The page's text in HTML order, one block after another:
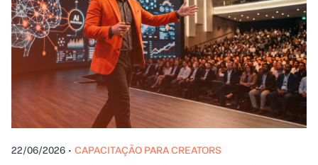
22/06/2026 • CAPACITAÇÃO PARA CREATORS